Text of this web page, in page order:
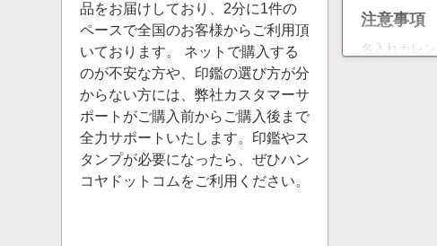
品をお届けしており、2分に1件の
ペースで全国のお客様からご利用頂
いております。 ネットで購入する
のが不安な方や、印鑑の選び方が分
からない方には、弊社カスタマーサ
ポートがご購入前からご購入後まで
全力サポートいたします。印鑑やス
タンプが必要になったら、ぜひハン
コヤドットコムをご利用ください。
注意事項
名入れカレ